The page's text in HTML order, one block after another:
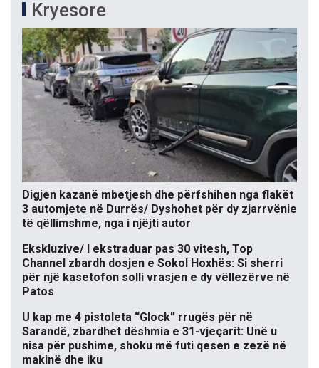
Kryesore
Digjen kazanë mbetjesh dhe përfshihen nga flakët
3 automjete në Durrës/ Dyshohet për dy zjarrvënie
të qëllimshme, nga i njëjti autor
Ekskluzive/ I ekstraduar pas 30 vitesh, Top
Channel zbardh dosjen e Sokol Hoxhës: Si sherri
për një kasetofon solli vrasjen e dy vëllezërve në
Patos
U kap me 4 pistoleta “Glock” rrugës për në
Sarandë, zbardhet dëshmia e 31-vjeçarit: Unë u
nisa për pushime, shoku më futi qesen e zezë në
makinë dhe iku